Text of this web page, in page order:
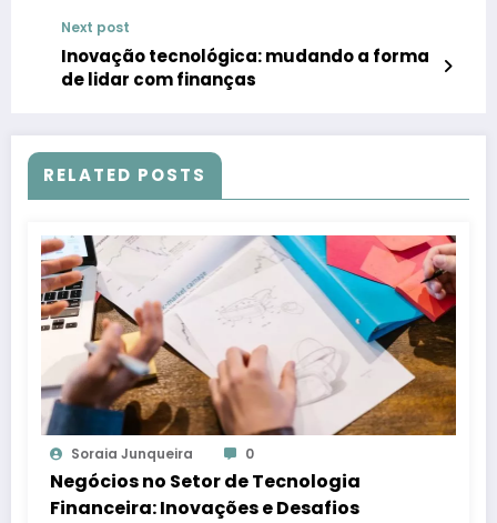
Next post
Inovação tecnológica: mudando a forma
de lidar com finanças
RELATED POSTS
Soraia Junqueira 0
Negócios no Setor de Tecnologia
Financeira: Inovações e Desafios